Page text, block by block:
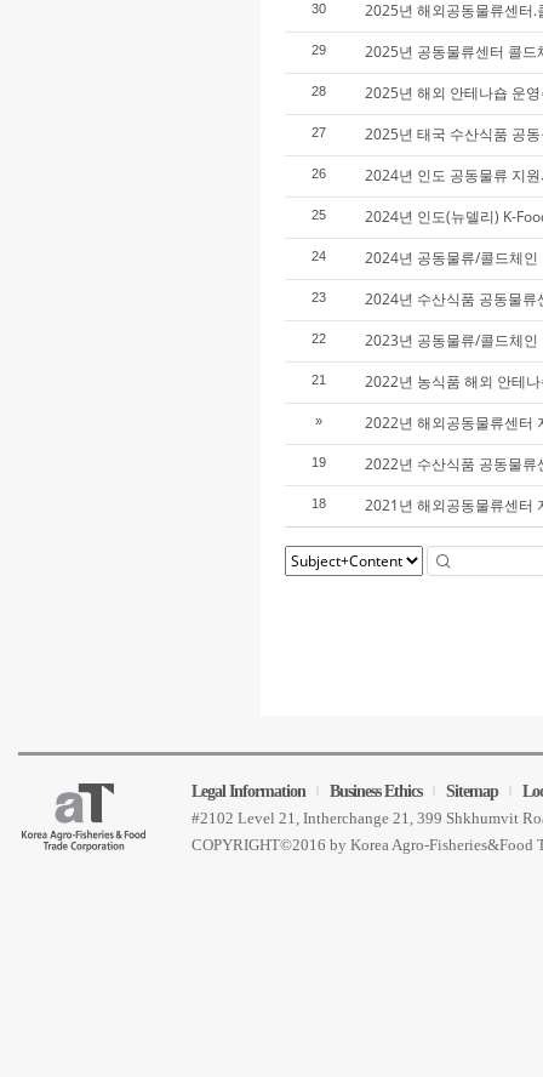
30 2025년 해외공동물류센터
29 2025년 공동물류센터 콜
28 2025년 해외 안테나숍 운
27 2025년 태국 수산식품 공
26 2024년 인도 공동물류 지
25 2024년 인도(뉴델리) K-
24 2024년 공동물류/콜드체
23 2024년 수산식품 공동물
22 2023년 공동물류/콜드체
21 2022년 농식품 해외 안테
» 2022년 해외공동물류센터
19 2022년 수산식품 공동물
18 2021년 해외공동물류센터
Legal Information Business Ethics Sitemap
#2102 Level 21, Intherchange 21, 399 Shkhumvit
COPYRIGHT©2016 by Korea Agro-Fisheries&Food